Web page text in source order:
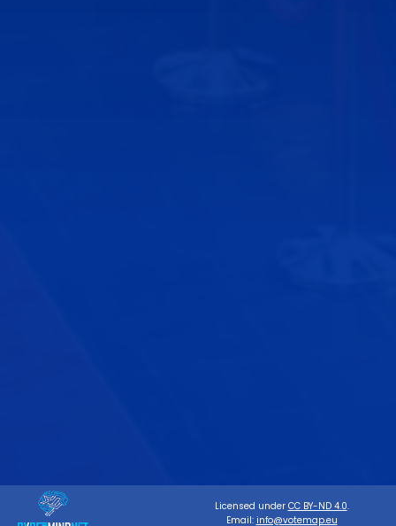
Licensed under CC BY-ND 4.0.
Email: info@votemap.eu